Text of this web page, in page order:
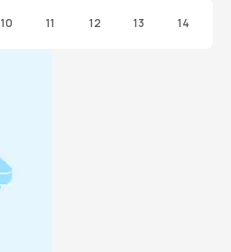
10 11 12 13 14